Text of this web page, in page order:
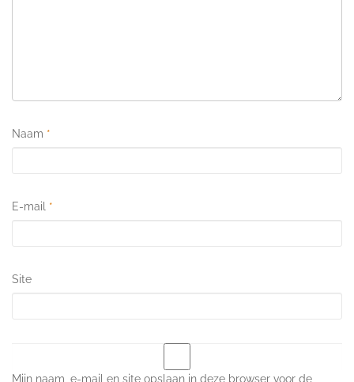
Naam *
E-mail *
Site
Mijn naam, e-mail en site opslaan in deze browser voor de